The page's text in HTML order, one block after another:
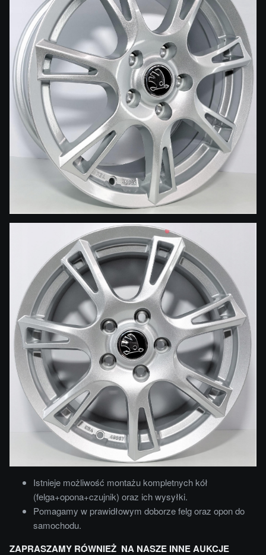
Istnieje możliwość montażu kompletnych kół
(felga+opona+czujnik) oraz ich wysyłki.
Pomagamy w prawidłowym doborze felg oraz opon do
samochodu.
ZAPRASZAMY RÓWNIEŻ NA NASZE INNE AUKCJE